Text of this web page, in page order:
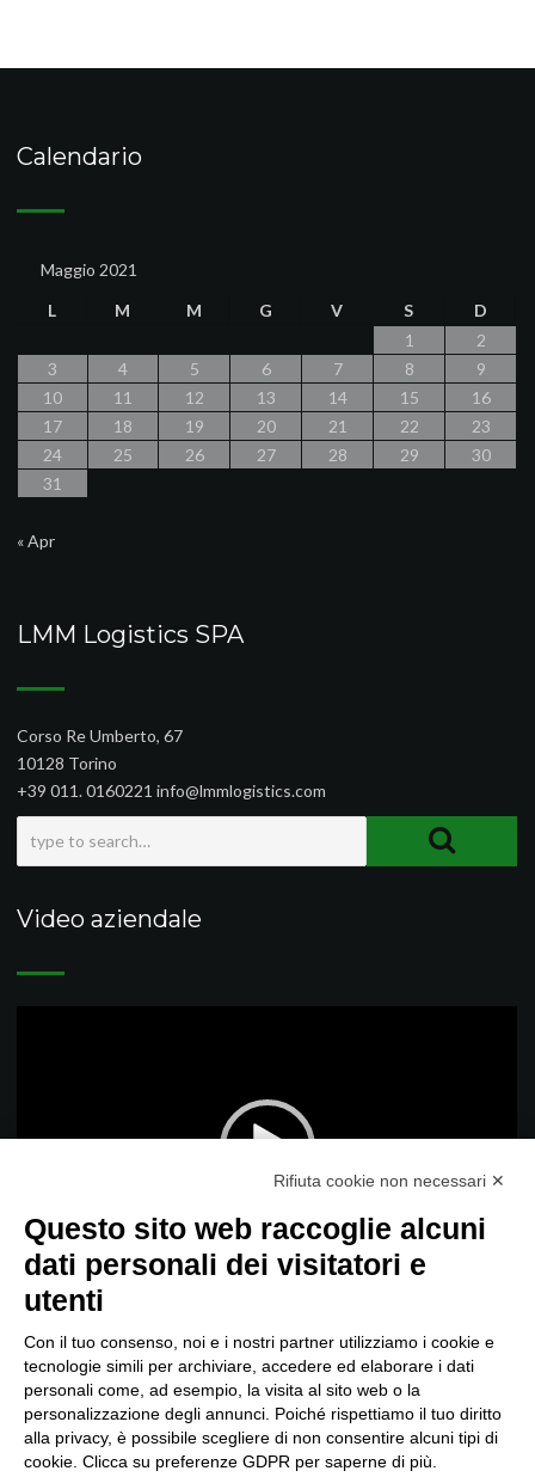
Calendario
Maggio 2021
L
M M G V S
D
1
2
3
4 5 6 7 8
9
10
11 12 13 14 15
16
17
18 19 20 21 22
23
24
25 26 27 28 29
30
31
« Apr
LMM Logistics SPA
Corso Re Umberto, 67
10128 Torino
+39 011. 0160221 info@lmmlogistics.com
Video aziendale
00:00
Informativa
Politica per la Qualità
Whistleblowing – Procedura
Rifiuta cookie non necessari ✕
Questo sito web raccoglie alcuni
dati personali dei visitatori e
utenti
Con il tuo consenso, noi e i nostri partner utilizziamo i cookie e
tecnologie simili per archiviare, accedere ed elaborare i dati
personali come, ad esempio, la visita al sito web o la
personalizzazione degli annunci. Poiché rispettiamo il tuo diritto
alla privacy, è possibile scegliere di non consentire alcuni tipi di
cookie. Clicca su preferenze GDPR per saperne di più.